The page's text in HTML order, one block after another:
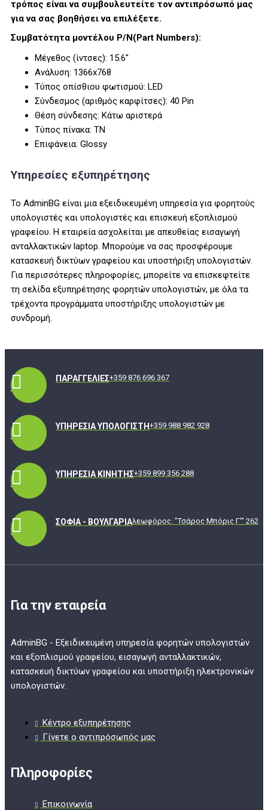
τρόπος είναι να συμβουλευτείτε τον αντιπρόσωπό μας
για να σας βοηθήσει να επιλέξετε.
Συμβατότητα μοντέλου P/N(Part Numbers):
Μέγεθος (ίντσες): 15.6"
Ανάλυση: 1366x768
Τύπος οπίσθιου φωτισμού: LED
Σύνδεσμος (αριθμός καρφίτσες): 40 Pin
Θέση σύνδεσης: Κάτω αριστερά
Τύπος πίνακα: TN
Επιφάνεια: Glossy
Υπηρεσίες εξυπηρέτησης
Το AdminBG είναι μια εξειδικευμένη υπηρεσία για φορητούς
υπολογιστές και υπολογιστές και επισκευή εξοπλισμού
γραφείου. Η εταιρεία ασχολείται με απευθείας εισαγωγή
ανταλλακτικών laptop. Μπορούμε να σας προσφέρουμε
κατασκευή δικτύων γραφείου και υποστήριξη υπολογιστών.
Για περισσότερες πληροφορίες, μπορείτε να επισκεφτείτε
τη σελίδα εξυπηρέτησης φορητών υπολογιστών, με όλα τα
τρέχοντα προγράμματα υποστήριξης υπολογιστών με
συνδρομή.
ΠΑΡΑΓΓΕΛΊΕΣ+359 876 696 367
ΥΠΗΡΕΣΊΑ ΥΠΟΛΟΓΙΣΤΉ +359 988 982 928
ΥΠΗΡΕΣΊΑ ΚΙΝΗΤΉΣ+359 899 356 288
ΣΌΦΙΑ - ΒΟΥΛΓΑΡΊΑλεωφόρος. "Τσάρος Μπόρις Γ'" 262
Για την εταιρεία
AdminBG - Εξειδικευμένη υπηρεσία φορητών υπολογιστών
και εξοπλισμού γραφείου, εισαγωγή ανταλλακτικών,
κατασκευή δικτύων γραφείου και υποστήριξη ηλεκτρονικών
υπολογιστών.
Κέντρο εξυπηρέτησης
Γίνετε ο αντιπρόσωπός μας
Πληροφορίες
Επικοινωνία